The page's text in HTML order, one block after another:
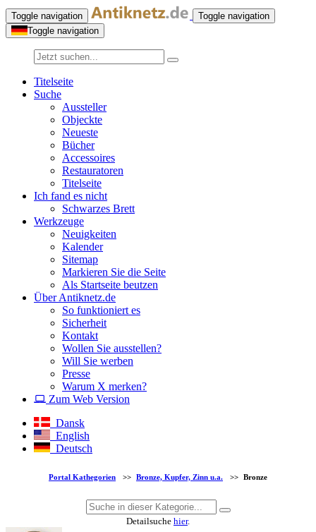
Toggle navigation
Toggle navigation
Toggle navigation
Titelseite
Suche
Aussteller
Objeckte
Neueste
Bücher
Accessoires
Restauratoren
Titelseite
Ich fand es nicht
Schwarzes Brett
Werkzeuge
Neuigkeiten
Kalender
Sitemap
Markieren Sie die Seite
Als Startseite beutzen
Über Antiknetz.de
So funktioniert es
Sicherheit
Kontakt
Wollen Sie ausstellen?
Will Sie werben
Presse
Warum X merken?
Zum Web Version
Dansk
English
Deutsch
Portal Kathegorien >> Bronze, Kupfer, Zinn u.a. >> Bronze
Detailsuche hier.